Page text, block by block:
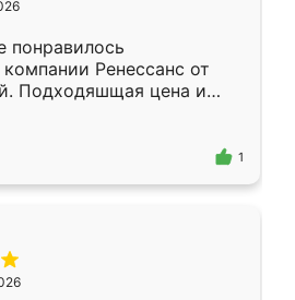
понравилось
Ренессанс от
Подходяшщая цена и
Приехавший
Владислав
эскизу самый
1